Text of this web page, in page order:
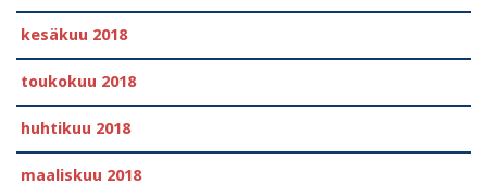
kesäkuu 2018
toukokuu 2018
huhtikuu 2018
maaliskuu 2018